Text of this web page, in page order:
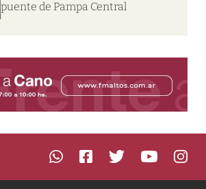
puente de Pampa Central